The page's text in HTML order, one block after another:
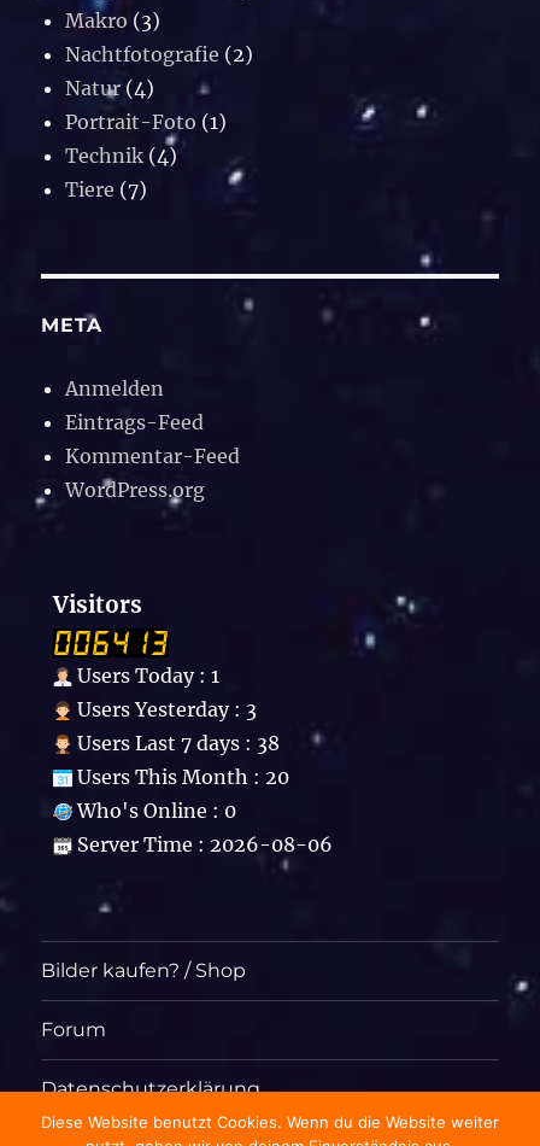
Makro (3)
Nachtfotografie (2)
Natur (4)
Portrait-Foto (1)
Technik (4)
Tiere (7)
META
Anmelden
Eintrags-Feed
Kommentar-Feed
WordPress.org
Visitors
Users Today : 1
Users Yesterday : 3
Users Last 7 days : 38
Users This Month : 20
Who's Online : 0
Server Time : 2026-08-06
Bilder kaufen? / Shop
Forum
Datenschutzerklärung
Diese Website benutzt Cookies. Wenn du die Website weiter